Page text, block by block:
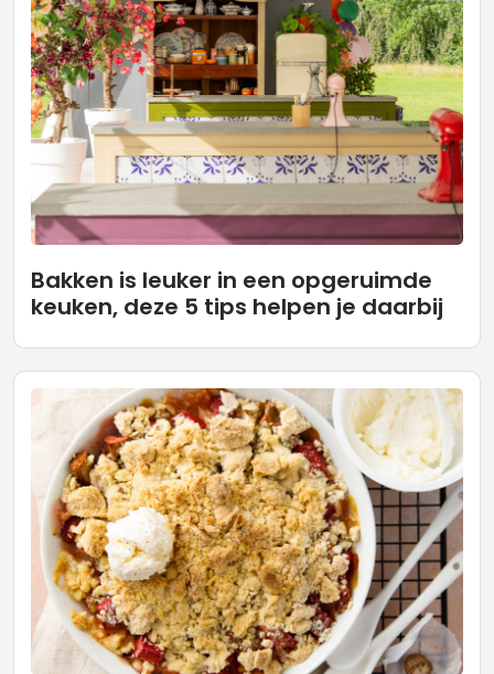
Bakken is leuker in een opgeruimde
keuken, deze 5 tips helpen je daarbij